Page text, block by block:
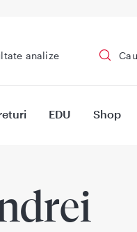
analize
EDU Shop